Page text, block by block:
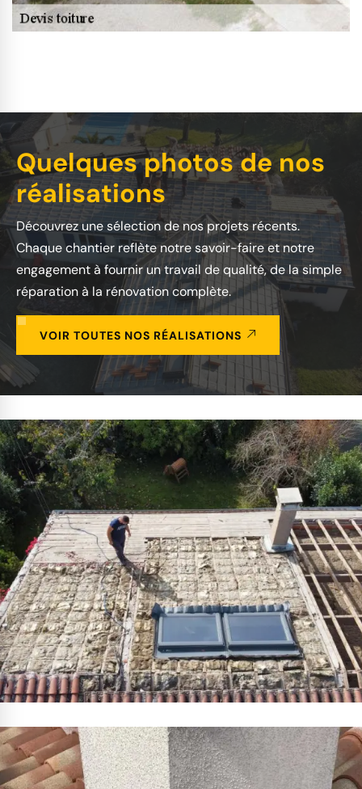
Quelques photos de nos
réalisations
Découvrez une sélection de nos projets récents.
Chaque chantier reflète notre savoir-faire et notre
engagement à fournir un travail de qualité, de la simple
réparation à la rénovation complète.
VOIR TOUTES NOS RÉALISATIONS